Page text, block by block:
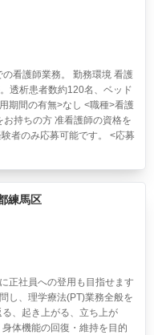
の看護師業務。 勤務環境 看護
透析患者数約120名、ベッド
期間の有無>なし <職種>看護
持ちの方 准看護師の資格を
者のみ応募可能です。 <応募
練馬区
正社員への登用も目指せます
し、理学療法(PT)業務全般を
、起き上がる、立ち上が
体機能の回復・維持を目的